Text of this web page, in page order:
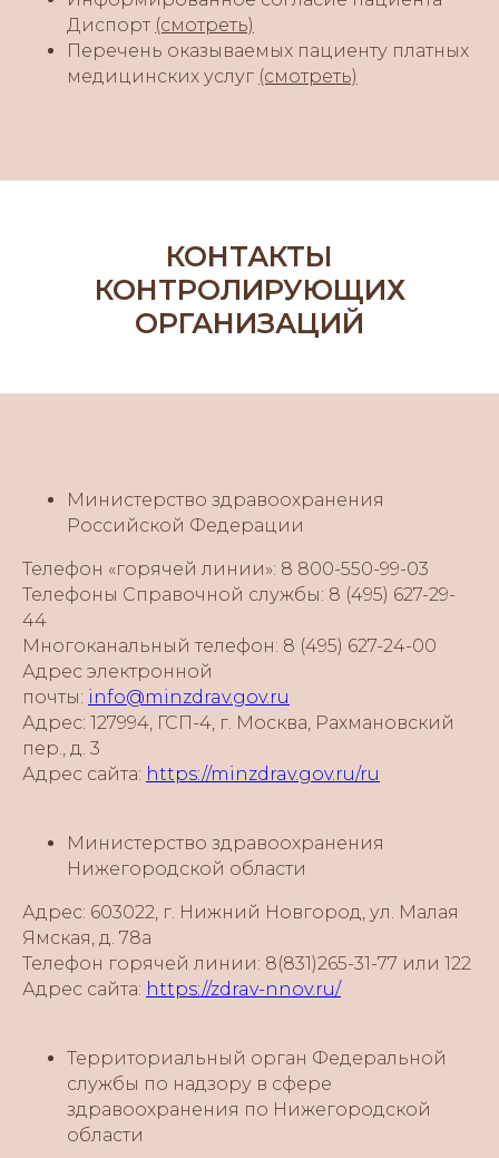
Диспорт (смотреть)
Перечень оказываемых пациенту платных
медицинских услуг (смотреть)
КОНТАКТЫ
КОНТРОЛИРУЮЩИХ
ОРГАНИЗАЦИЙ
Министерство здравоохранения
Российской Федерации
Телефон «горячей линии»: 8 800-550-99-03
Телефоны Справочной службы: 8 (495) 627-29-
44
Многоканальный телефон: 8 (495) 627-24-00
Адрес электронной
почты: info@minzdrav.gov.ru
Адрес: 127994, ГСП-4, г. Москва, Рахмановский
пер., д. 3
Адрес сайта: https://minzdrav.gov.ru/ru
Министерство здравоохранения
Нижегородской области
Адрес: 603022, г. Нижний Новгород, ул. Малая
Ямская, д. 78а
Телефон горячей линии: 8(831)265-31-77 или 122
Адрес сайта: https://zdrav-nnov.ru/
Территориальный орган Федеральной
службы по надзору в сфере
здравоохранения по Нижегородской
области